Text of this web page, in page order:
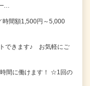
時間額1,500円～5,000
できます♪ お気軽にご
間に働けます！ ☆1回の